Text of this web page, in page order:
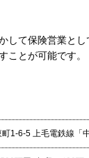
して保険営業と
ことが可能です。
1‐6‐5 上毛電鉄線